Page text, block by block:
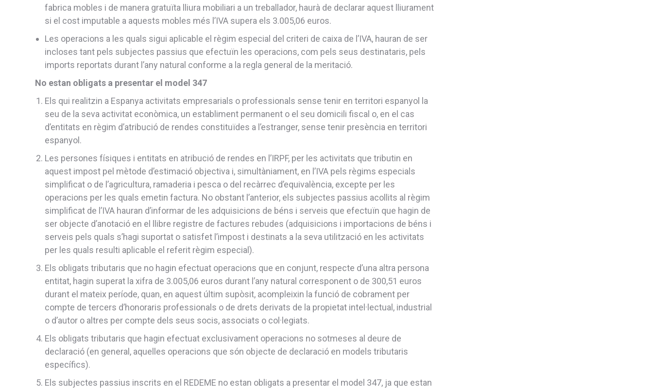
fabrica mobles i de manera gratuïta lliura mobiliari a un treballador, haurà de declarar aquest lliurament
si el cost imputable a aquests mobles més l’IVA supera els 3.005,06 euros.
Les operacions a les quals sigui aplicable el règim especial del criteri de caixa de l’IVA, hauran de ser
incloses tant pels subjectes passius que efectuïn les operacions, com pels seus destinataris, pels
imports reportats durant l’any natural conforme a la regla general de la meritació.
No estan obligats a presentar el model 347
Els qui realitzin a Espanya activitats empresarials o professionals sense tenir en territori espanyol la
seu de la seva activitat econòmica, un establiment permanent o el seu domicili fiscal o, en el cas
d’entitats en règim d’atribució de rendes constituïdes a l’estranger, sense tenir presència en territori
espanyol.
Les persones físiques i entitats en atribució de rendes en l’IRPF, per les activitats que tributin en
aquest impost pel mètode d’estimació objectiva i, simultàniament, en l’IVA pels règims especials
simplificat o de l’agricultura, ramaderia i pesca o del recàrrec d’equivalència, excepte per les
operacions per les quals emetin factura. No obstant l’anterior, els subjectes passius acollits al règim
simplificat de l’IVA hauran d’informar de les adquisicions de béns i serveis que efectuïn que hagin de
ser objecte d’anotació en el llibre registre de factures rebudes (adquisicions i importacions de béns i
serveis pels quals s’hagi suportat o satisfet l’impost i destinats a la seva utilització en les activitats
per les quals resulti aplicable el referit règim especial).
Els obligats tributaris que no hagin efectuat operacions que en conjunt, respecte d’una altra persona
entitat, hagin superat la xifra de 3.005,06 euros durant l’any natural corresponent o de 300,51 euros
durant el mateix període, quan, en aquest últim supòsit, acompleixin la funció de cobrament per
compte de tercers d’honoraris professionals o de drets derivats de la propietat intel·lectual, industrial
o d’autor o altres per compte dels seus socis, associats o col·legiats.
Els obligats tributaris que hagin efectuat exclusivament operacions no sotmeses al deure de
declaració (en general, aquelles operacions que són objecte de declaració en models tributaris
específics).
Els subjectes passius inscrits en el REDEME no estan obligats a presentar el model 347, ja que estan